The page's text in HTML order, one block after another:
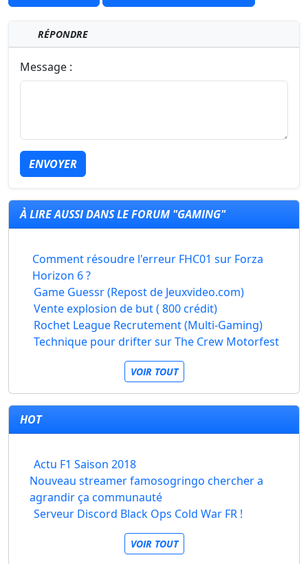
RÉPONDRE
Message :
ENVOYER
À LIRE AUSSI DANS LE FORUM "GAMING"
Comment résoudre l'erreur FHC01 sur Forza
Horizon 6 ?
Game Guessr (Repost de Jeuxvideo.com)
Vente explosion de but ( 800 crédit)
Rochet League Recrutement (Multi-Gaming)
Technique pour drifter sur The Crew Motorfest
VOIR TOUT
HOT
Actu F1 Saison 2018
Nouveau streamer famosogringo chercher a
agrandir ça communauté
Serveur Discord Black Ops Cold War FR !
VOIR TOUT